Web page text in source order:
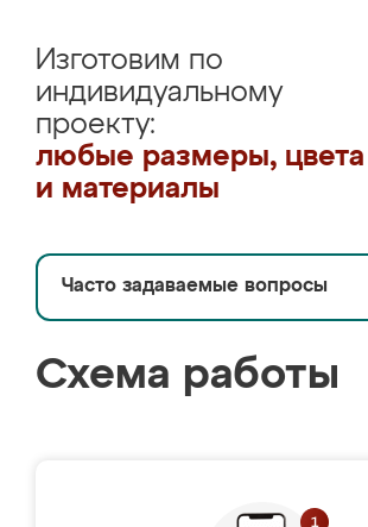
Изготовим по
индивидуальному
проекту:
любые размеры, цвета
и материалы
Часто задаваемые вопросы
Схема работы